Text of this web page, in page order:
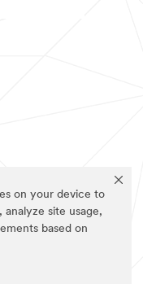
on your device to
analyze site usage,
based on